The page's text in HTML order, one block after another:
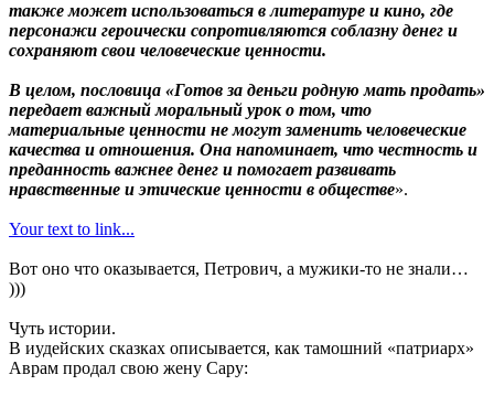
также может использоваться в литературе и кино, где
персонажи героически сопротивляются соблазну денег и
сохраняют свои человеческие ценности.
В целом, пословица «Готов за деньги родную мать продать»
передает важный моральный урок о том, что
материальные ценности не могут заменить человеческие
качества и отношения. Она напоминает, что честность и
преданность важнее денег и помогает развивать
нравственные и этические ценности в обществе».
Your text to link...
Вот оно что оказывается, Петрович, а мужики-то не знали…
)))
Чуть истории.
В иудейских сказках описывается, как тамошний «патриарх»
Аврам продал свою жену Сару: